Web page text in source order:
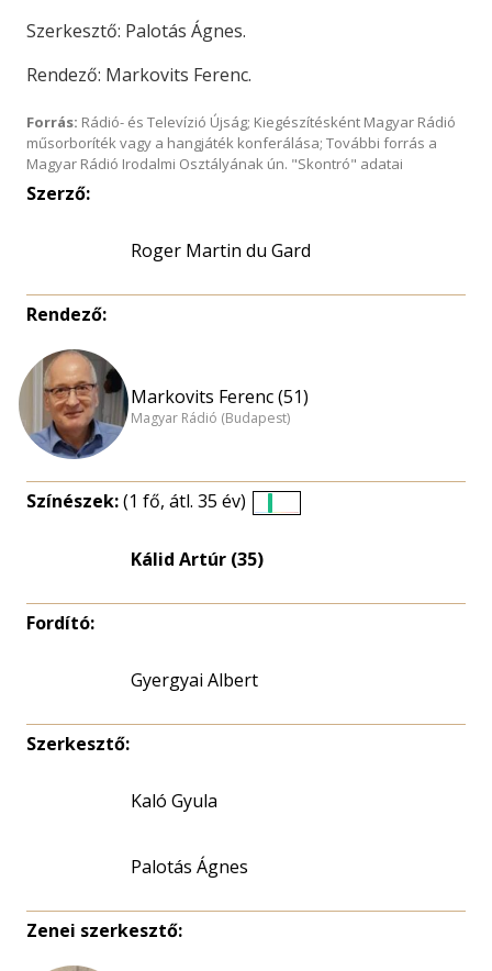
Szerkesztő: Palotás Ágnes.
Rendező: Markovits Ferenc.
Forrás: Rádió- és Televízió Újság; Kiegészítésként Magyar Rádió
műsorboríték vagy a hangjáték konferálása; További forrás a
Magyar Rádió Irodalmi Osztályának ún. "Skontró" adatai
Szerző:
Roger Martin du Gard
Rendező:
Markovits Ferenc (51)
Magyar Rádió (Budapest)
Színészek:(1 fő, átl. 35 év)
Kálid Artúr (35)
Fordító:
Gyergyai Albert
Szerkesztő:
Kaló Gyula
Palotás Ágnes
Zenei szerkesztő: